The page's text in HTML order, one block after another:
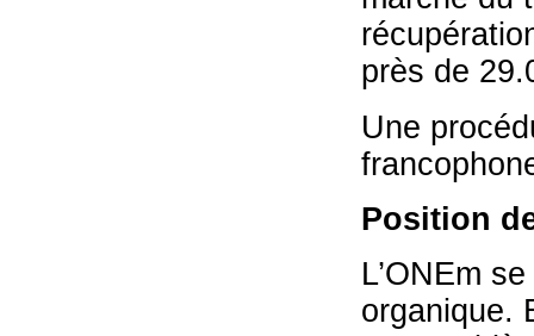
près de
Une
Position
L’ONEm
organique.